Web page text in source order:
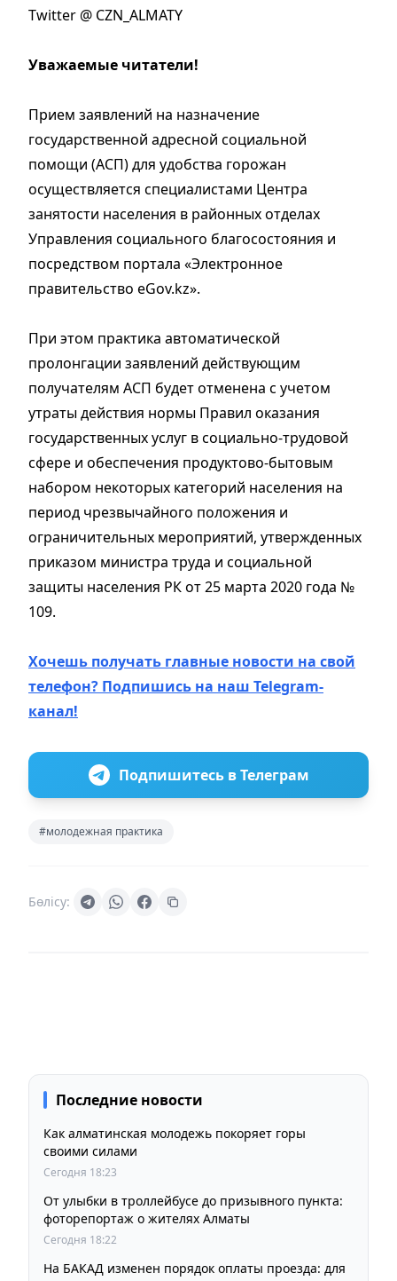
Twitter @ CZN_ALMATY
Уважаемые читатели!
Прием заявлений на назначение
государственной адресной социальной
помощи (АСП) для удобства горожан
осуществляется специалистами Центра
занятости населения в районных отделах
Управления социального благосостояния и
посредством портала «Электронное
правительство eGov.kz».
При этом практика автоматической
пролонгации заявлений действующим
получателям АСП будет отменена с учетом
утраты действия нормы Правил оказания
государственных услуг в социально-трудовой
сфере и обеспечения продуктово-бытовым
набором некоторых категорий населения на
период чрезвычайного положения и
ограничительных мероприятий, утвержденных
приказом министра труда и социальной
защиты населения РК от 25 марта 2020 года №
109.
Хочешь получать главные новости на свой
телефон? Подпишись на наш Telegram-
канал!
Подпишитесь в Телеграм
#молодежная практика
Бөлісу:
Последние новости
Как алматинская молодежь покоряет горы
своими силами
Сегодня 18:23
От улыбки в троллейбусе до призывного пункта:
фоторепортаж о жителях Алматы
Сегодня 18:22
На БАКАД изменен порядок оплаты проезда: для